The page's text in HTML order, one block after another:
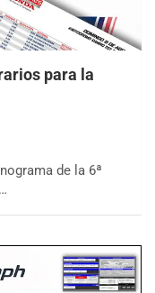
para la
de la 6ª